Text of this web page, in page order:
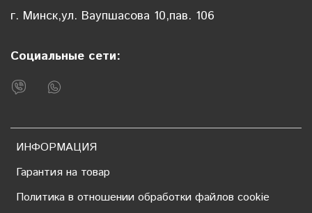
ИНФОРМАЦИЯ
Гарантия на товар
Политика в отношении обработки файлов cookie
г. Минск,ул. Ваупшасова 10,пав. 106
Социальные сети: